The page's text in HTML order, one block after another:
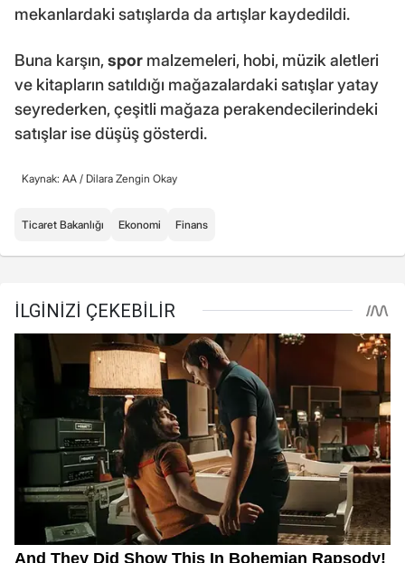
mekanlardaki satışlarda da artışlar kaydedildi.
Buna karşın,spor malzemeleri, hobi, müzik aletleri
ve kitapların satıldığı mağazalardaki satışlar yatay
seyrederken, çeşitli mağaza perakendecilerindeki
satışlar ise düşüş gösterdi.
Kaynak: AA / Dilara Zengin Okay
Ticaret Bakanlığı Ekonomi Finans